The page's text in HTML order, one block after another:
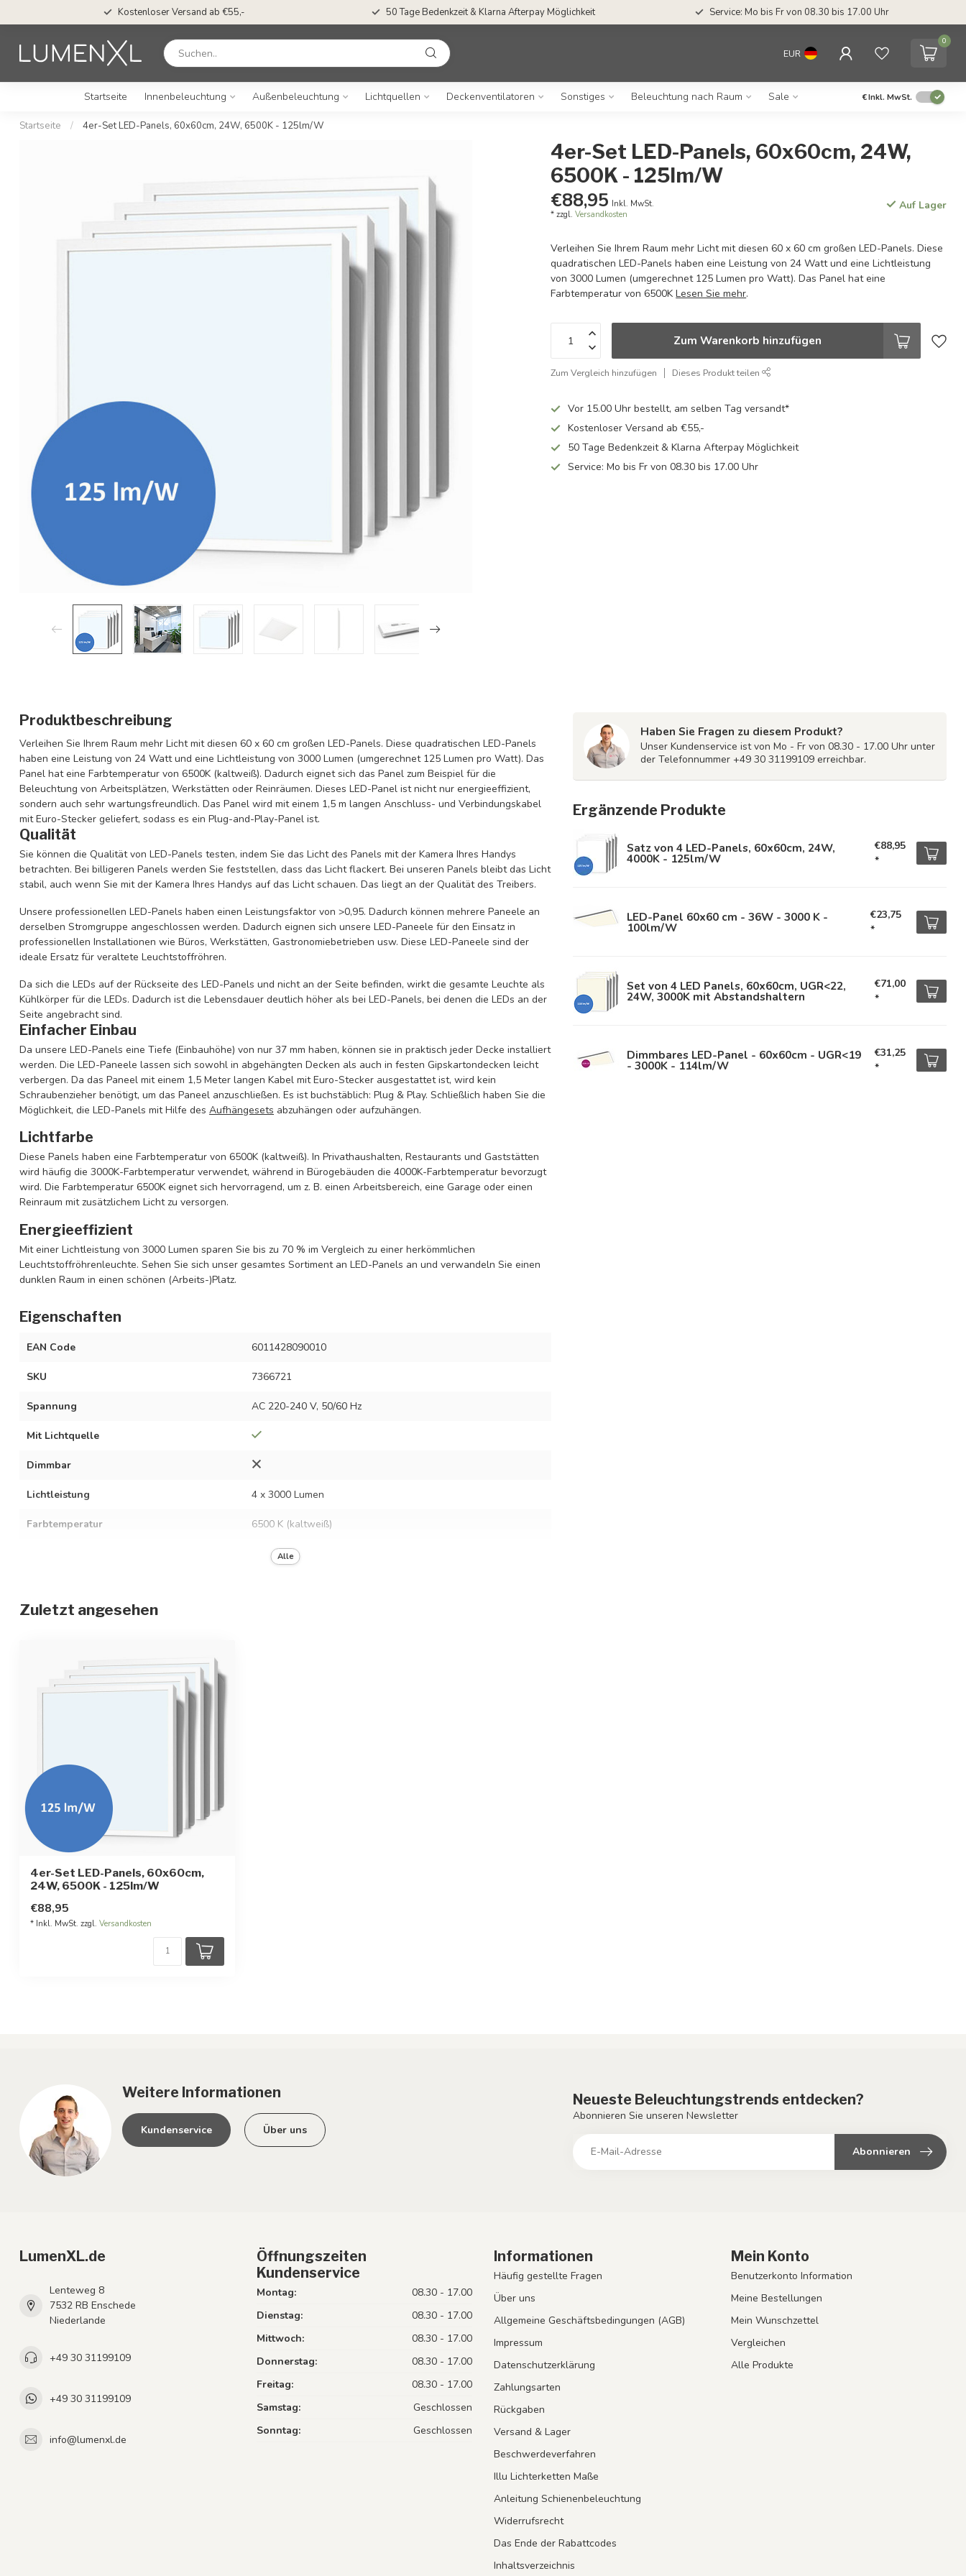
Kostenloser Versand ab €55,- 50 Tage Bedenkzeit & Klarna Afterpay Möglichkeit Service: Mo bis Fr von 08.30 bis 17.00 Uhr
EUR
0
Startseite Innenbeleuchtung Außenbeleuchtung Lichtquellen Deckenventilatoren Sonstiges Beleuchtung nach Raum Sale €Inkl. MwSt.
Startseite / 4er-Set LED-Panels, 60x60cm, 24W, 6500K - 125lm/W
4er-Set LED-Panels, 60x60cm, 24W,
6500K - 125lm/W
€88,95 Inkl. MwSt.
* zzgl.Versandkosten
Auf Lager
Verleihen Sie Ihrem Raum mehr Licht mit diesen 60 x 60 cm großen LED-Panels. Diese
quadratischen LED-Panels haben eine Leistung von 24 Watt und eine Lichtleistung
von 3000 Lumen (umgerechnet 125 Lumen pro Watt). Das Panel hat eine
Farbtemperatur von 6500KLesen Sie mehr.
Zum Warenkorb hinzufügen
Zum Vergleich hinzufügen Dieses Produkt teilen
Vor 15.00 Uhr bestellt, am selben Tag versandt*
Kostenloser Versand ab €55,-
50 Tage Bedenkzeit & Klarna Afterpay Möglichkeit
Service: Mo bis Fr von 08.30 bis 17.00 Uhr
Produktbeschreibung
Verleihen Sie Ihrem Raum mehr Licht mit diesen 60 x 60 cm großen LED-Panels. Diese quadratischen LED-Panels
haben eine Leistung von 24 Watt und eine Lichtleistung von 3000 Lumen (umgerechnet 125 Lumen pro Watt). Das
Panel hat eine Farbtemperatur von 6500K (kaltweiß). Dadurch eignet sich das Panel zum Beispiel für die
Beleuchtung von Arbeitsplätzen, Werkstätten oder Reinräumen. Dieses LED-Panel ist nicht nur energieeffizient,
sondern auch sehr wartungsfreundlich. Das Panel wird mit einem 1,5 m langen Anschluss- und Verbindungskabel
mit Euro-Stecker geliefert, sodass es ein Plug-and-Play-Panel ist.
Qualität
Sie können die Qualität von LED-Panels testen, indem Sie das Licht des Panels mit der Kamera Ihres Handys
betrachten. Bei billigeren Panels werden Sie feststellen, dass das Licht flackert. Bei unseren Panels bleibt das Licht
stabil, auch wenn Sie mit der Kamera Ihres Handys auf das Licht schauen. Das liegt an der Qualität des Treibers.
Unsere professionellen LED-Panels haben einen Leistungsfaktor von >0,95. Dadurch können mehrere Paneele an
derselben Stromgruppe angeschlossen werden. Dadurch eignen sich unsere LED-Paneele für den Einsatz in
professionellen Installationen wie Büros, Werkstätten, Gastronomiebetrieben usw. Diese LED-Paneele sind der
ideale Ersatz für veraltete Leuchtstoffröhren.
Da sich die LEDs auf der Rückseite des LED-Panels und nicht an der Seite befinden, wirkt die gesamte Leuchte als
Kühlkörper für die LEDs. Dadurch ist die Lebensdauer deutlich höher als bei LED-Panels, bei denen die LEDs an der
Seite angebracht sind.
Einfacher Einbau
Da unsere LED-Panels eine Tiefe (Einbauhöhe) von nur 37 mm haben, können sie in praktisch jeder Decke installiert
werden. Die LED-Paneele lassen sich sowohl in abgehängten Decken als auch in festen Gipskartondecken leicht
verbergen. Da das Paneel mit einem 1,5 Meter langen Kabel mit Euro-Stecker ausgestattet ist, wird kein
Schraubenzieher benötigt, um das Paneel anzuschließen. Es ist buchstäblich: Plug & Play. Schließlich haben Sie die
Möglichkeit, die LED-Panels mit Hilfe des Aufhängesets abzuhängen oder aufzuhängen.
Lichtfarbe
Diese Panels haben eine Farbtemperatur von 6500K (kaltweiß). In Privathaushalten, Restaurants und Gaststätten
wird häufig die 3000K-Farbtemperatur verwendet, während in Bürogebäuden die 4000K-Farbtemperatur bevorzugt
wird. Die Farbtemperatur 6500K eignet sich hervorragend, um z. B. einen Arbeitsbereich, eine Garage oder einen
Reinraum mit zusätzlichem Licht zu versorgen.
Energieeffizient
Mit einer Lichtleistung von 3000 Lumen sparen Sie bis zu 70 % im Vergleich zu einer herkömmlichen
Leuchtstoffröhrenleuchte. Sehen Sie sich unser gesamtes Sortiment an LED-Panels an und verwandeln Sie einen
dunklen Raum in einen schönen (Arbeits-)Platz.
Eigenschaften
EAN Code 6011428090010
SKU 7366721
Spannung AC 220-240 V, 50/60 Hz
Mit Lichtquelle
Dimmbar
Lichtleistung 4 x 3000 Lumen
Farbtemperatur 6500 K (kaltweiß)
4 x 24 W
UGR-Wert
Abmessungen
CRI
Alle
Haben Sie Fragen zu diesem Produkt?
Unser Kundenservice ist von Mo - Fr von 08.30 - 17.00 Uhr unter
der Telefonnummer +49 30 31199109 erreichbar.
Ergänzende Produkte
Satz von 4 LED-Panels, 60x60cm, 24W,
4000K - 125lm/W
€88,95
*
LED-Panel 60x60 cm - 36W - 3000 K -
100lm/W
€23,75
*
Set von 4 LED Panels, 60x60cm, UGR<22,
24W, 3000K mit Abstandshaltern
€71,00
*
Dimmbares LED-Panel - 60x60cm - UGR<19
- 3000K - 114lm/W
€31,25
*
Zuletzt angesehen
4er-Set LED-Panels, 60x60cm,
24W, 6500K - 125lm/W
€88,95
* Inkl. MwSt. zzgl. Versandkosten
Weitere Informationen
Kundenservice Über uns
Neueste Beleuchtungstrends entdecken?
Abonnieren Sie unseren Newsletter
Abonnieren
LumenXL.de
Lenteweg 8
7532 RB Enschede
Niederlande
+49 30 31199109
+49 30 31199109
info@lumenxl.de
Öffnungszeiten
Kundenservice
Montag:
08.30 - 17.00
Dienstag:
08.30 - 17.00
Mittwoch:
08.30 - 17.00
Donnerstag:
08.30 - 17.00
Freitag:
08.30 - 17.00
Samstag:
Geschlossen
Sonntag:
Geschlossen
Informationen
Häufig gestellte Fragen
Über uns
Allgemeine Geschäftsbedingungen (AGB)
Impressum
Datenschutzerklärung
Zahlungsarten
Rückgaben
Versand & Lager
Beschwerdeverfahren
Illu Lichterketten Maße
Anleitung Schienenbeleuchtung
Widerrufsrecht
Das Ende der Rabattcodes
Inhaltsverzeichnis
Mein Konto
Benutzerkonto Information
Meine Bestellungen
Mein Wunschzettel
Vergleichen
Alle Produkte